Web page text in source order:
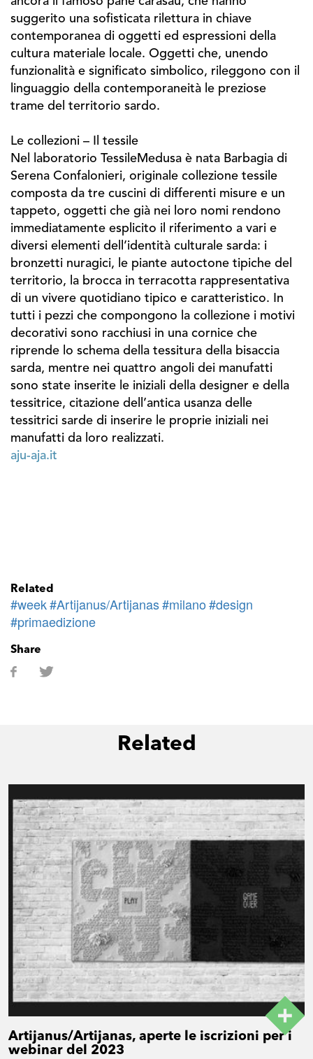
suggerito una sofisticata rilettura in chiave
contemporanea di oggetti ed espressioni della
cultura materiale locale. Oggetti che, unendo
funzionalità e significato simbolico, rileggono con il
linguaggio della contemporaneità le preziose
trame del territorio sardo.
Le collezioni – Il tessile
Nel laboratorio TessileMedusa è nata Barbagia di
Serena Confalonieri, originale collezione tessile
composta da tre cuscini di differenti misure e un
tappeto, oggetti che già nei loro nomi rendono
immediatamente esplicito il riferimento a vari e
diversi elementi dell’identità culturale sarda: i
bronzetti nuragici, le piante autoctone tipiche del
territorio, la brocca in terracotta rappresentativa
di un vivere quotidiano tipico e caratteristico. In
tutti i pezzi che compongono la collezione i motivi
decorativi sono racchiusi in una cornice che
riprende lo schema della tessitura della bisaccia
sarda, mentre nei quattro angoli dei manufatti
sono state inserite le iniziali della designer e della
tessitrice, citazione dell’antica usanza delle
tessitrici sarde di inserire le proprie iniziali nei
manufatti da loro realizzati.
aju-aja.it
Related
#week#Artijanus/Artijanas#milano#design
#primaedizione
Share
Related
Artijanus/Artijanas, aperte le iscrizioni per i
webinar del 2023